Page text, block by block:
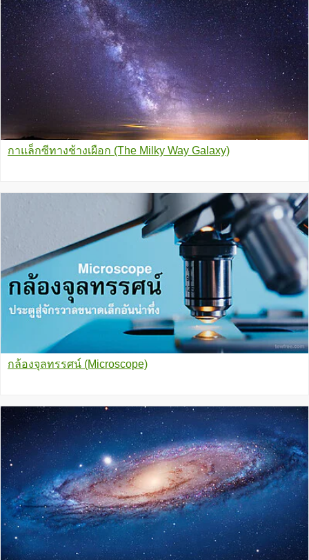
กาแล็กซีทางช้างเผือก (The Milky Way Galaxy)
กล้องจุลทรรศน์ (Microscope)